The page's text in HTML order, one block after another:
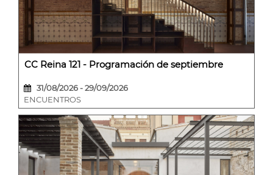
CC Reina 121 - Programación de septiembre
31/08/2026 - 29/09/2026
ENCUENTROS